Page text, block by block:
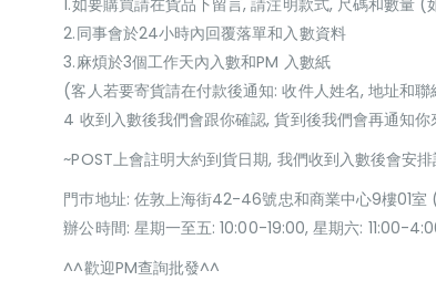
1.如要購買請在貨品下留言, 請注明款式, 尺碼和數量 (
2.同事會於24小時內回覆落單和入數資料
3.麻煩於3個工作天內入數和PM 入數紙
(客人若要寄貨請在付款後通知: 收件人姓名, 地址和
4 收到入數後我們會跟你確認, 貨到後我們會再通知你
~POST上會註明大約到貨日期, 我們收到入數後會安
門巿地址: 佐敦上海街42-46號忠和商業中心9樓01室
辦公時間: 星期一至五: 10:00-19:00, 星期六: 11:00-
^^歡迎PM查詢批發^^